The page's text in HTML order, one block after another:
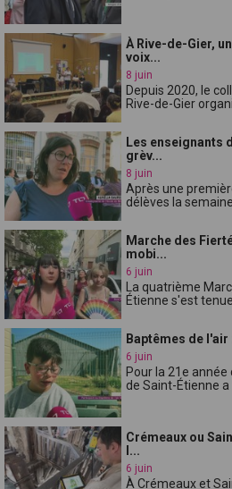
À Rive-de-Gier,
voix...
8 juin
Depuis 2020, le
Rive-de-Gier
Les enseignants
grèv...
8 juin
Après une
délèves la
Marche des
mobi...
6 juin
La quatrième
Étienne s'est
Baptêmes de
6 juin
Pour la 21e année
de Saint-Étienne a
Crémeaux ou
l...
6 juin
À Crémeaux et